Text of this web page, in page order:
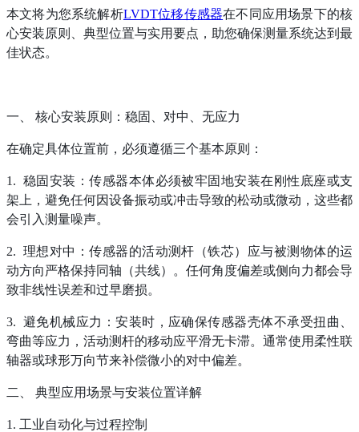
本文将为您系统解析LVDT位移传感器在不同应用场景下的核
心安装原则、典型位置与实用要点，助您确保测量系统达到最
佳状态。
一、 核心安装原则：稳固、对中、无应力
在确定具体位置前，必须遵循三个基本原则：
1. 稳固安装：传感器本体必须被牢固地安装在刚性底座或支
架上，避免任何因设备振动或冲击导致的松动或微动，这些都
会引入测量噪声。
2. 理想对中：传感器的活动测杆（铁芯）应与被测物体的运
动方向严格保持同轴（共线）。任何角度偏差或侧向力都会导
致非线性误差和过早磨损。
3. 避免机械应力：安装时，应确保传感器壳体不承受扭曲、
弯曲等应力，活动测杆的移动应平滑无卡滞。通常使用柔性联
轴器或球形万向节来补偿微小的对中偏差。
二、 典型应用场景与安装位置详解
1. 工业自动化与过程控制